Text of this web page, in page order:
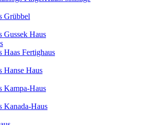
Grübbel
Gussek Haus
Haas Fertighaus
Hanse Haus
Kampa-Haus
Kanada-Haus